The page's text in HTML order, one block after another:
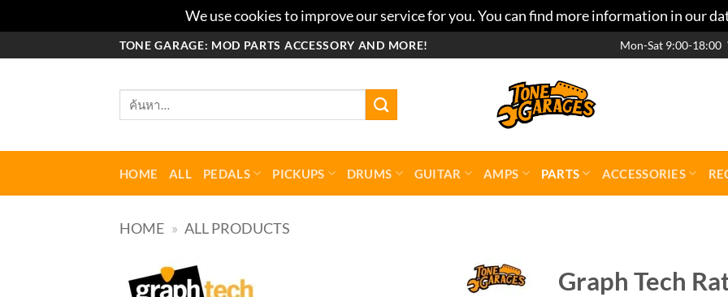
We use cookies to improve our service for you. You can find more information in our
TONE GARAGE: MOD PARTS ACCESSORY AND MORE! Mon-Sat 9:00-18:00
ค้นหา:
HOME ALL PEDALS PICKUPS DRUMS GUITAR AMPS PARTS ACCESSORIES
HOME » ALL PRODUCTS
Graph Tech